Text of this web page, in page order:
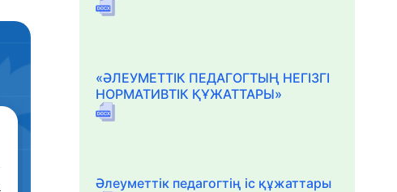
«ӘЛЕУМЕТТІК ПЕДАГОГТЫҢ НЕГІЗГІ
НОРМАТИВТІК ҚҰЖАТТАРЫ»
Әлеуметтік педагогтің іс құжаттары